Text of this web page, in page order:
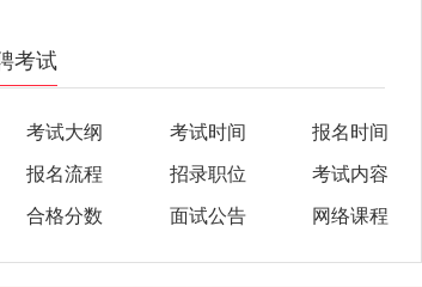
考试
考试大纲 考试时间 报名时间
报名流程 招录职位 考试内容
合格分数 面试公告 网络课程